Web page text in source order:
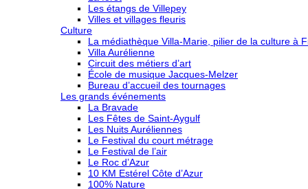
Les étangs de Villepey
Villes et villages fleuris
Culture
La médiathèque Villa-Marie, pilier de la culture à
Villa Aurélienne
Circuit des métiers d’art
École de musique Jacques-Melzer
Bureau d’accueil des tournages
Les grands événements
La Bravade
Les Fêtes de Saint-Aygulf
Les Nuits Auréliennes
Le Festival du court métrage
Le Festival de l’air
Le Roc d’Azur
10 KM Estérel Côte d’Azur
100% Nature